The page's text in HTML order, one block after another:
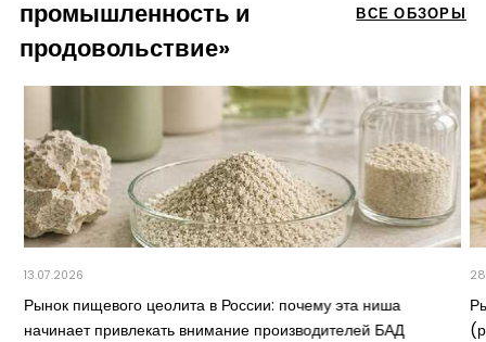
промышленность и
продовольствие»
ВСЕ ОБЗОРЫ
13.07.2026
Рынок пищевого цеолита в России: почему эта ниша
начинает привлекать внимание производителей БАД